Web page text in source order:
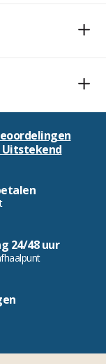
Uitstekend
24/48 uur